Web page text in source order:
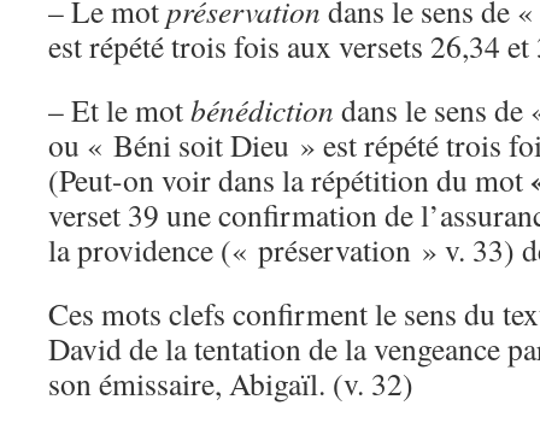
– Le motpréservation dans le sens de
est répété trois fois aux versets 26,34 et
– Et le motbénédiction dans le sens
ou « Béni soit Dieu » est répété trois
(Peut-on voir dans la répétition du mot
verset 39 une confirmation de
la providence (« préservation » v. 33)
Ces mots clefs confirment le sens du
David de la tentation de la vengeance
son émissaire, Abigaïl. (v. 32)